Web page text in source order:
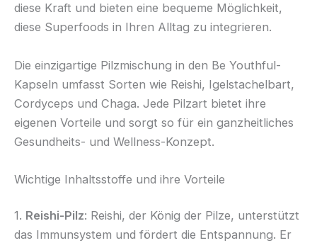
diese Kraft und bieten eine bequeme Möglichkeit,
diese Superfoods in Ihren Alltag zu integrieren.
Die einzigartige Pilzmischung in den Be Youthful-
Kapseln umfasst Sorten wie Reishi, Igelstachelbart,
Cordyceps und Chaga. Jede Pilzart bietet ihre
eigenen Vorteile und sorgt so für ein ganzheitliches
Gesundheits- und Wellness-Konzept.
Wichtige Inhaltsstoffe und ihre Vorteile
1. Reishi-Pilz: Reishi, der König der Pilze, unterstützt
das Immunsystem und fördert die Entspannung. Er